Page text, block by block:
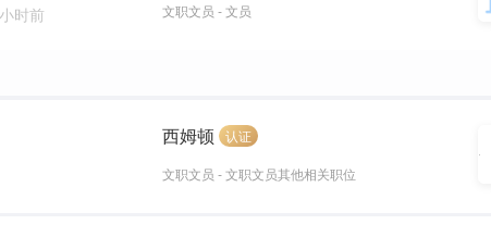
时前 文职文员 - 文员
西姆顿 认证
文职文员 - 文职文员其他相关职位